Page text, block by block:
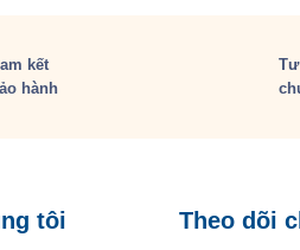
kết
hành
tôi Theo dõi